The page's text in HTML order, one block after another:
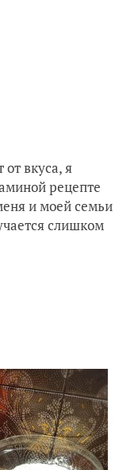
от вкуса, я
рецепте
и моей семьи
слишком